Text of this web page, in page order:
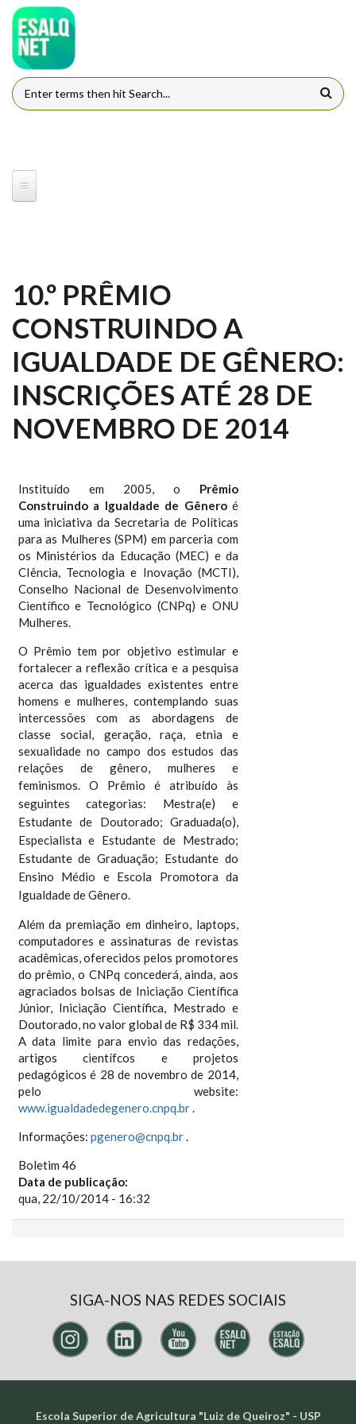
Pular para o conteúdo principal
FORMULÁRIO DE BUSCA
10.º PRÊMIO
CONSTRUINDO A
IGUALDADE DE GÊNERO:
INSCRIÇÕES ATÉ 28 DE
NOVEMBRO DE 2014
Instituído em 2005, o Prêmio
Construindo a Igualdade de Gêneroé
uma iniciativa da Secretaria de Políticas
para as Mulheres (SPM) em parceria com
os Ministérios da Educação (MEC) e da
CIência, Tecnologia e Inovação (MCTI),
Conselho Nacional de Desenvolvimento
Científico e Tecnológico (CNPq) e ONU
Mulheres.
O Prêmio tem por objetivo estimular e
fortalecer a reflexão crítica e a pesquisa
acerca das igualdades existentes entre
homens e mulheres, contemplando suas
intercessões com as abordagens de
classe social, geração, raça, etnia e
sexualidade no campo dos estudos das
relações de gênero, mulheres e
feminismos. O Prêmio é atribuído às
seguintes categorias: Mestra(e) e
Estudante de Doutorado; Graduada(o),
Especialista e Estudante de Mestrado;
Estudante de Graduação; Estudante do
Ensino Médio e Escola Promotora da
Igualdade de Gênero.
Além da premiação em dinheiro, laptops,
computadores e assinaturas de revistas
acadêmicas, oferecidos pelos promotores
do prêmio, o CNPq concederá, ainda, aos
agraciados bolsas de Iniciação Científica
Júnior, Iniciação Científica, Mestrado e
Doutorado, no valor global de R$ 334 mil.
A data limite para envio das redações,
artigos científcos e projetos
pedagógicos é 28 de novembro de 2014,
pelo website:
www.igualdadedegenero.cnpq.br.
Informações: pgenero@cnpq.br.
Boletim 46
Data de publicação:
qua, 22/10/2014 - 16:32
SIGA-NOS NAS REDES SOCIAIS
Escola Superior de Agricultura "Luiz de Queiroz" - USP